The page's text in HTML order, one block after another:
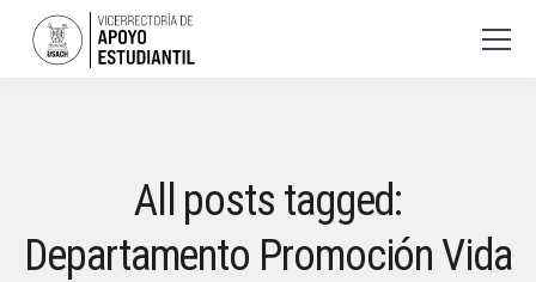
All posts tagged:
Departamento Promoción Vida